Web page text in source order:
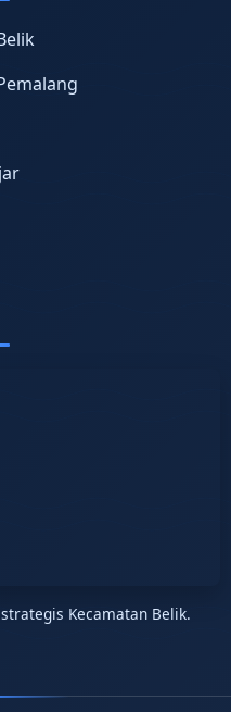
Kecamatan Belik.